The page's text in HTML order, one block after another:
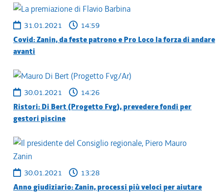
31.01.2021 14:59
Covid: Zanin, da feste patrono e Pro Loco la forza di andare
avanti
30.01.2021 14:26
Ristori: Di Bert (Progetto Fvg), prevedere fondi per
gestori piscine
30.01.2021 13:28
Anno giudiziario: Zanin, processi più veloci per aiutare